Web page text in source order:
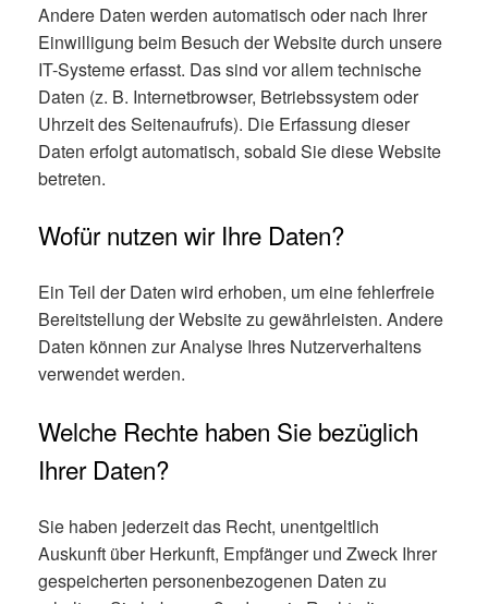
Andere Daten werden automatisch oder nach Ihrer
Einwilligung beim Besuch der Website durch unsere
IT-Systeme erfasst. Das sind vor allem technische
Daten (z. B. Internetbrowser, Betriebssystem oder
Uhrzeit des Seitenaufrufs). Die Erfassung dieser
Daten erfolgt automatisch, sobald Sie diese Website
betreten.
Wofür nutzen wir Ihre Daten?
Ein Teil der Daten wird erhoben, um eine fehlerfreie
Bereitstellung der Website zu gewährleisten. Andere
Daten können zur Analyse Ihres Nutzerverhaltens
verwendet werden.
Welche Rechte haben Sie bezüglich
Ihrer Daten?
Sie haben jederzeit das Recht, unentgeltlich
Auskunft über Herkunft, Empfänger und Zweck Ihrer
gespeicherten personenbezogenen Daten zu